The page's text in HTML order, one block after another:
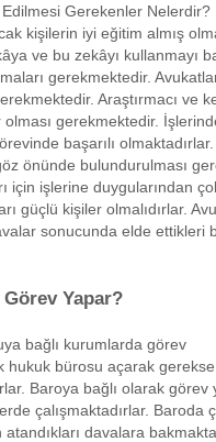
Gerekenler Nelerdir?
kişilerin iyi eğitim almış
ve bu zekâyı kullanmayı
gerekmektedir.
Araştırmacı ve
gerekmektedir.
başarılı
önünde bulundurulması
için işlerine duygularından
güçlü kişiler olmalıdırlar.
sonucunda elde ettikleri
Yapar?
bağlı kurumlarda görev
hukuk bürosu açarak gerekse
Baroya bağlı olarak görev
çalışmaktadırlar. Baroda
davalara